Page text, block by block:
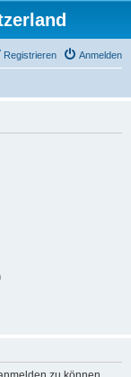
Anmelden
Registrieren